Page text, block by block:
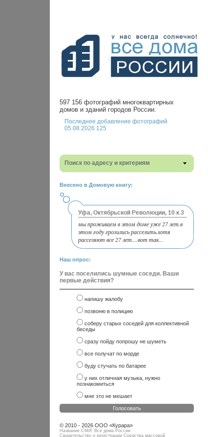
597 156 фотографий многоквартирных
домов и зданий городов России.
Последнее добавление фотографий
05.08.2026 125
Поиск по адресу и критериям
Внесено в Домовую книгу:
Уфа, Октябрьской Революции, 10 к.3
мы проживаем в этом доме уже 27 лет.в
этом году грозились расселить.хотя
расселяют все 27 лет....вот так...
Наш опрос:
У вас поселились шумные соседи. Ваши
первые действия?
напишу жалобу
позвоню в полицию
соберу старых соседей для коллективной
беседы
сразу пойду попрошу не шуметь
все получат по морде
буду стучать по батарее
у них отличная музыка, нужно
познакомиться
мне это не мешает
Голосовать
© 2010 - 2026 ООО «Курара»
Название СМИ: Все дома России
Свидетельство о регистрации Средства массовой